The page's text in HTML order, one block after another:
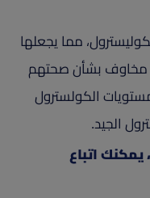
مما يجعلها
مخاوف بشأن صحتهم
الكولسترول
الجيد.
اتباع